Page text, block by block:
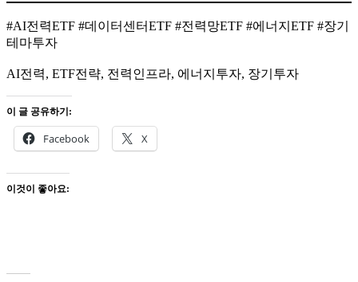
#AI전력ETF #데이터센터ETF #전력망ETF #에너지ETF #장기
테마투자
AI전력, ETF전략, 전력인프라, 에너지투자, 장기투자
이 글 공유하기:
Facebook X
이것이 좋아요: